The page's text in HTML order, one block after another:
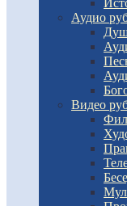
Аудио
Видео